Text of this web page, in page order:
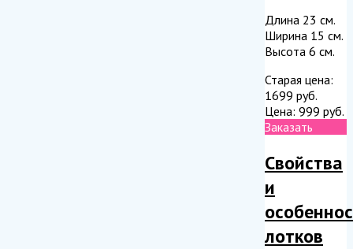
Длина 23 см.
Ширина 15 см.
Высота 6 см.
Старая цена:
1699 руб.
Цена: 999 руб.
Заказать
Свойства
и
лотков